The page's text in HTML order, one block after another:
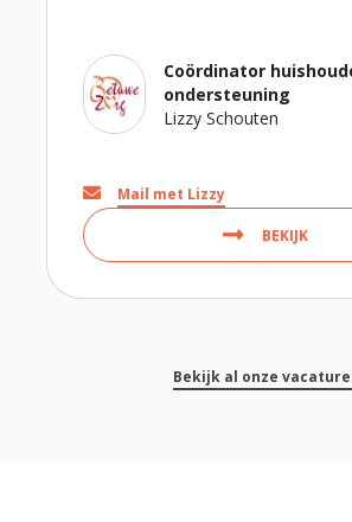
Coördinator
ondersteuning
Lizzy Schouten
BEKIJK
Mail met Lizzy
Bekijk al onze